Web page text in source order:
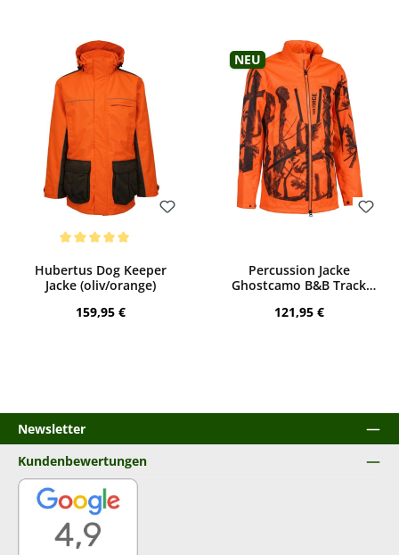
Hubertus Dog Keeper
Jacke (oliv/orange)
Regulärer Preis:
159,95 €
Neu
Percussion Jacke
Ghostcamo B&B Track
Regulärer Preis:
121,95 €
Newsletter
Kundenbewertungen